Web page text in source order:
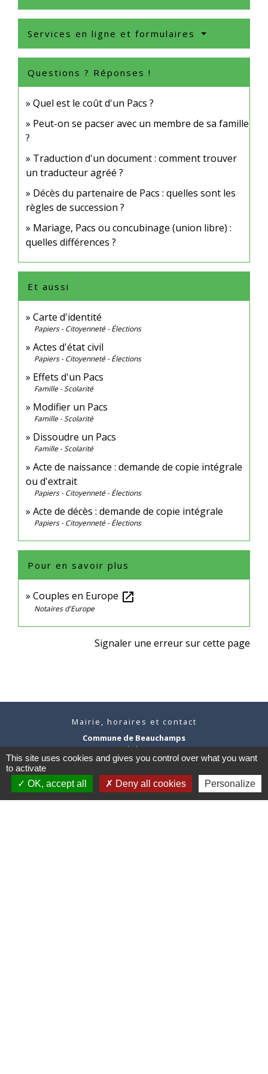
Services en ligne et formulaires
Questions ? Réponses !
Quel est le coût d'un Pacs ?
Peut-on se pacser avec un membre de sa famille
?
Traduction d'un document : comment trouver
un traducteur agréé ?
Décès du partenaire de Pacs : quelles sont les
règles de succession ?
Mariage, Pacs ou concubinage (union libre) :
quelles différences ?
Et aussi
Carte d'identité
Papiers - Citoyenneté - Élections
Actes d'état civil
Papiers - Citoyenneté - Élections
Effets d'un Pacs
Famille - Scolarité
Modifier un Pacs
Famille - Scolarité
Dissoudre un Pacs
Famille - Scolarité
Acte de naissance : demande de copie intégrale
ou d'extrait
Papiers - Citoyenneté - Élections
Acte de décès : demande de copie intégrale
Papiers - Citoyenneté - Élections
Pour en savoir plus
Couples en Europe open_in_new
Notaires d'Europe
Signaler une erreur sur cette page
Mairie, horaires et contact
Commune de Beauchamps
1, rue de la Mairie
80770 Beauchamps - FRANCE
Contact par formulaire
This site uses cookies and gives you control over what you want
to activate
OK, accept all
Deny all cookies Personalize